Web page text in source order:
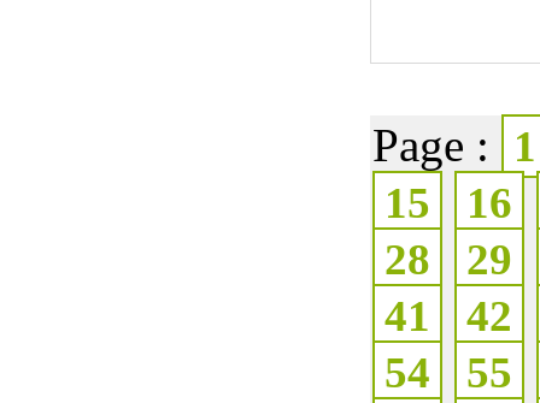
Page :
1
15
16
28
29
41
42
54
55